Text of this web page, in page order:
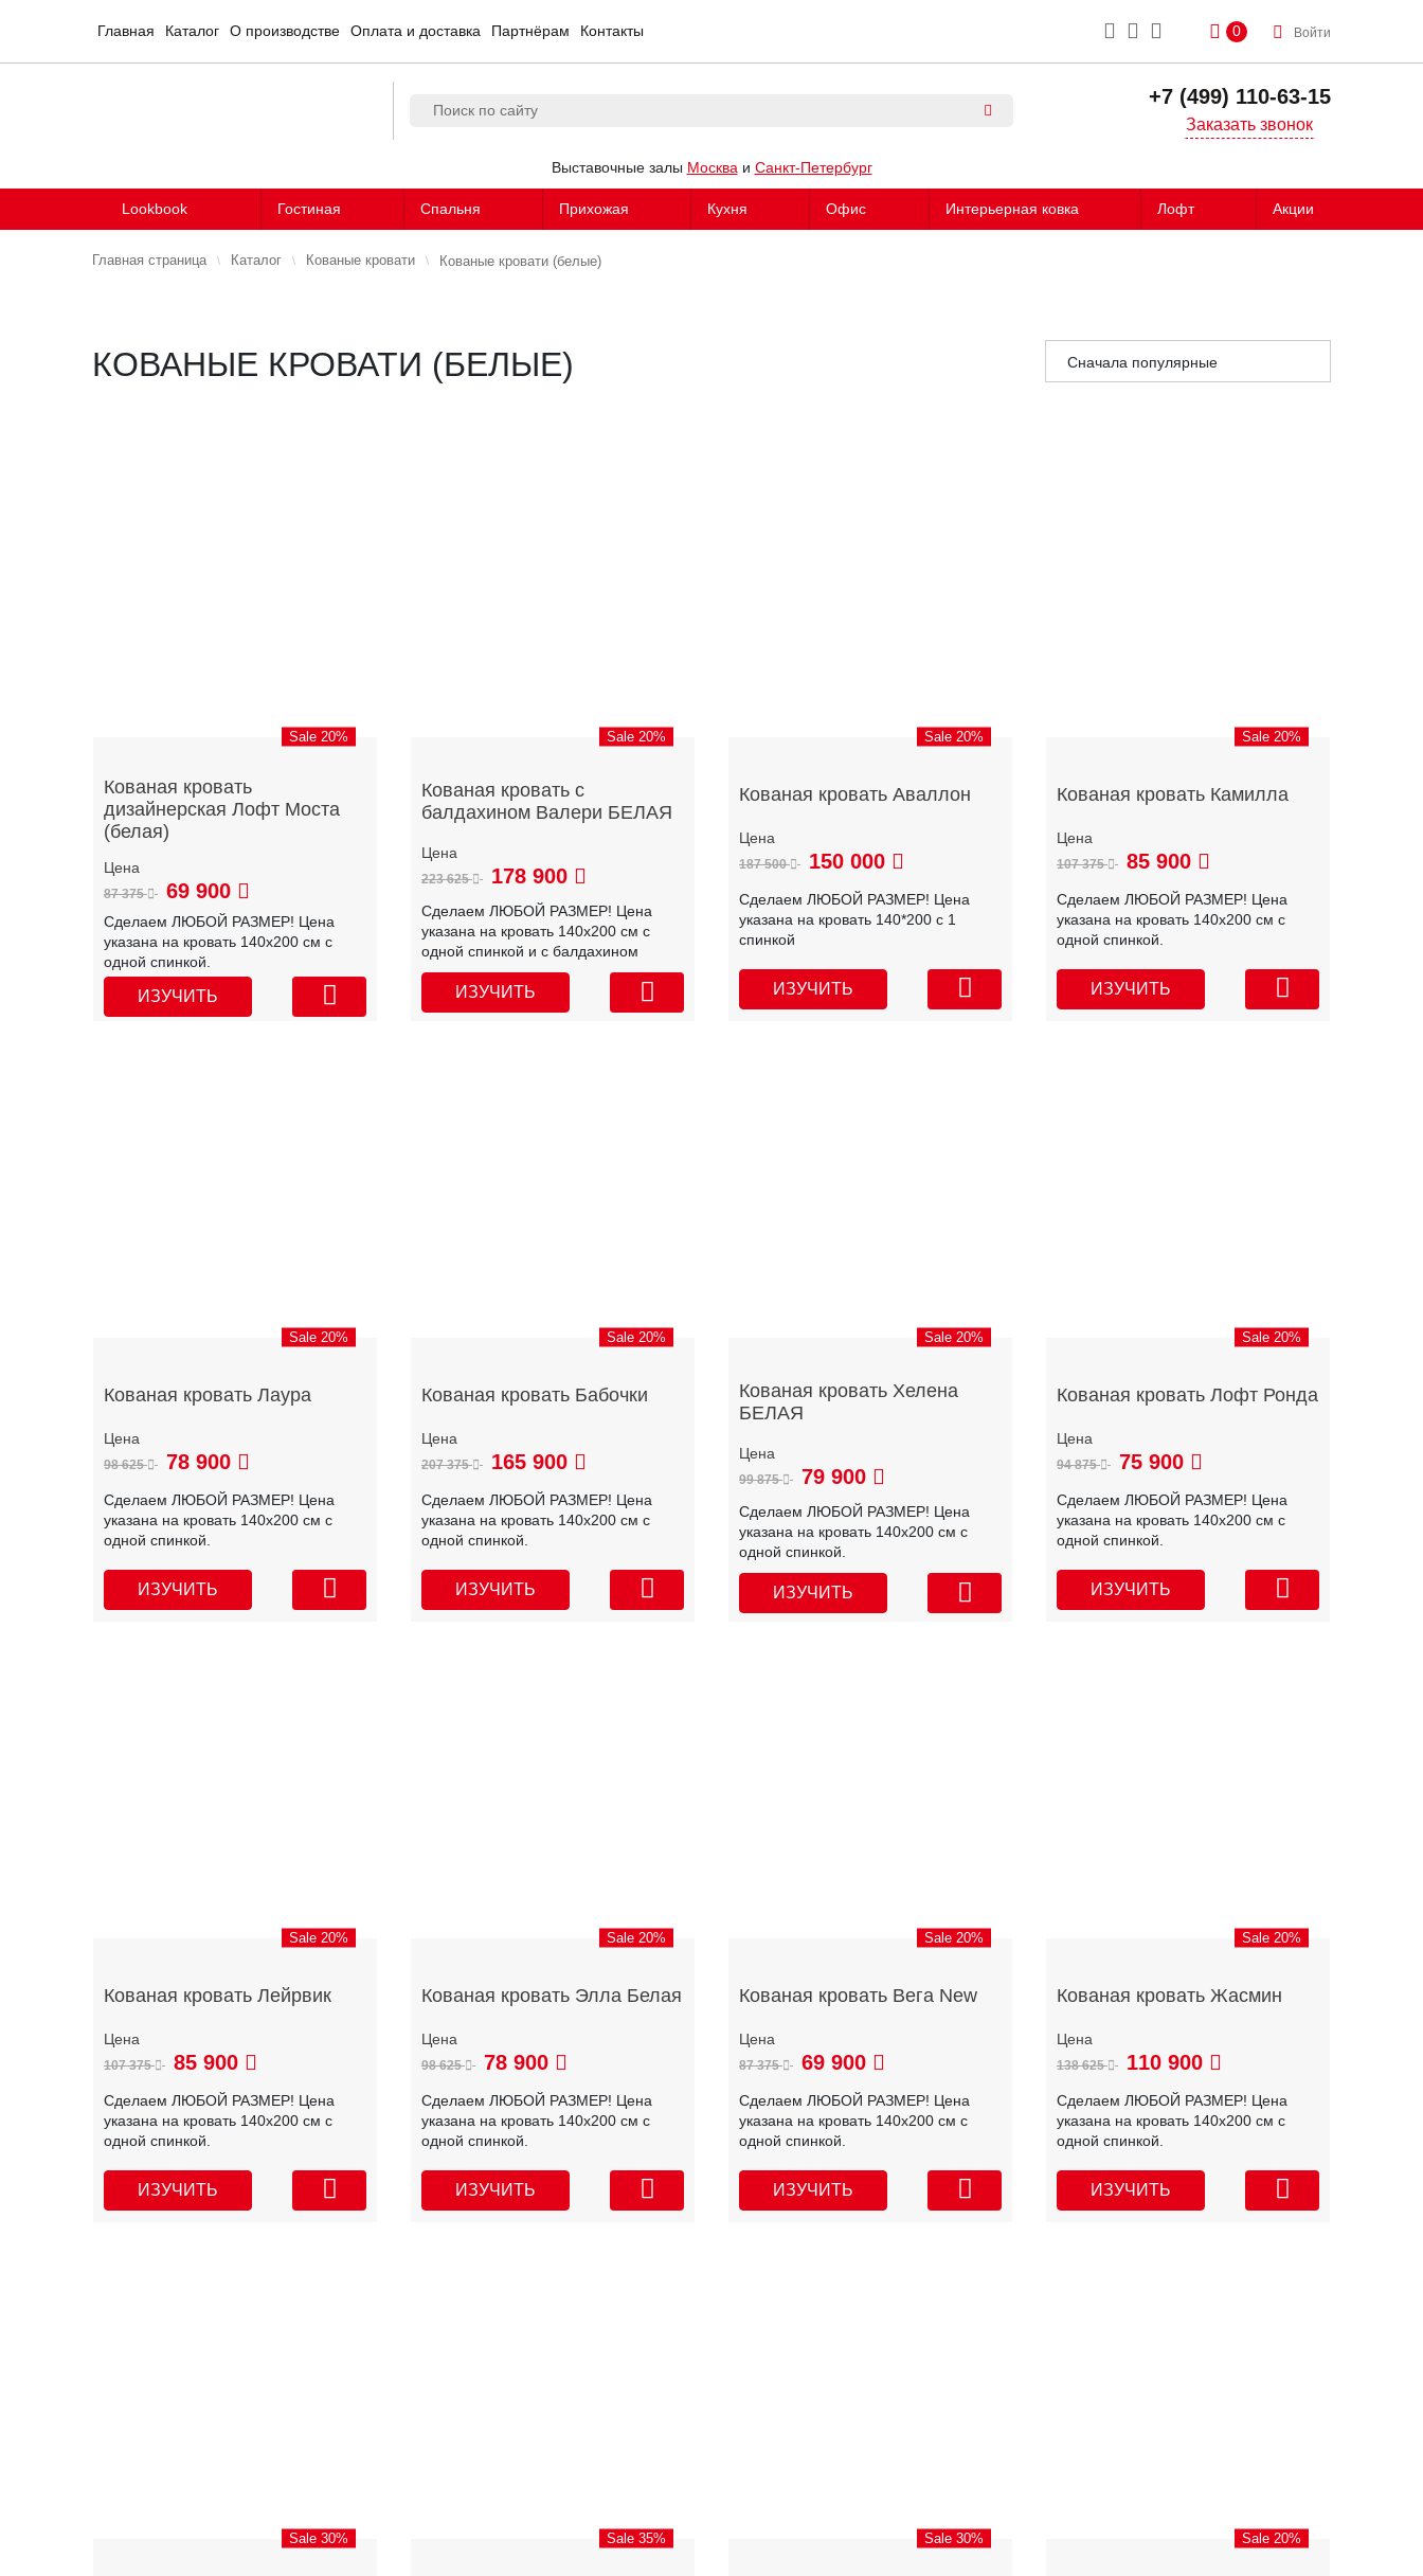
Главная Каталог О производстве Оплата и доставка Партнёрам Контакты 0 Войти
+7 (499) 110-63-15
Заказать звонок
Выставочные залы Москва и Санкт-Петербург
Lookbook Гостиная Спальня Прихожая Кухня Офис Интерьерная ковка Лофт Акции
Главная страница Каталог Кованые кровати Кованые кровати (белые)
КОВАНЫЕ КРОВАТИ (БЕЛЫЕ)
Сначала популярные
Sale 20%
Кованая кровать
дизайнерская Лофт Моста
(белая)
87 375 69 900
Сделаем ЛЮБОЙ РАЗМЕР! Цена
указана на кровать 140х200 см с
одной спинкой.
ИЗУЧИТЬ
Sale 20%
Кованая кровать с
балдахином Валери БЕЛАЯ
223 625 178 900
Сделаем ЛЮБОЙ РАЗМЕР! Цена
указана на кровать 140х200 см с
одной спинкой и с балдахином
ИЗУЧИТЬ
Sale 20%
Кованая кровать Аваллон
187 500 150 000
Сделаем ЛЮБОЙ РАЗМЕР! Цена
указана на кровать 140*200 с 1
спинкой
ИЗУЧИТЬ
Sale 20%
Кованая кровать Камилла
107 375 85 900
Сделаем ЛЮБОЙ РАЗМЕР! Цена
указана на кровать 140х200 см с
одной спинкой.
ИЗУЧИТЬ
Sale 20%
Кованая кровать Лаура
98 625 78 900
Сделаем ЛЮБОЙ РАЗМЕР! Цена
указана на кровать 140х200 см с
одной спинкой.
ИЗУЧИТЬ
Sale 20%
Кованая кровать Бабочки
207 375 165 900
Сделаем ЛЮБОЙ РАЗМЕР! Цена
указана на кровать 140х200 см с
одной спинкой.
ИЗУЧИТЬ
Sale 20%
Кованая кровать Хелена
БЕЛАЯ
99 875 79 900
Сделаем ЛЮБОЙ РАЗМЕР! Цена
указана на кровать 140х200 см с
одной спинкой.
ИЗУЧИТЬ
Sale 20%
Кованая кровать Лофт Ронда
94 875 75 900
Сделаем ЛЮБОЙ РАЗМЕР! Цена
указана на кровать 140х200 см с
одной спинкой.
ИЗУЧИТЬ
Sale 20%
Кованая кровать Лейрвик
107 375 85 900
Сделаем ЛЮБОЙ РАЗМЕР! Цена
указана на кровать 140х200 см с
одной спинкой.
ИЗУЧИТЬ
Sale 20%
Кованая кровать Элла Белая
98 625 78 900
Сделаем ЛЮБОЙ РАЗМЕР! Цена
указана на кровать 140х200 см с
одной спинкой.
ИЗУЧИТЬ
Sale 20%
Кованая кровать Вега New
87 375 69 900
Сделаем ЛЮБОЙ РАЗМЕР! Цена
указана на кровать 140х200 см с
одной спинкой.
ИЗУЧИТЬ
Sale 20%
Кованая кровать Жасмин
138 625 110 900
Сделаем ЛЮБОЙ РАЗМЕР! Цена
указана на кровать 140х200 см с
одной спинкой.
ИЗУЧИТЬ
Sale 30% Sale 35% Sale 30% Sale 20%